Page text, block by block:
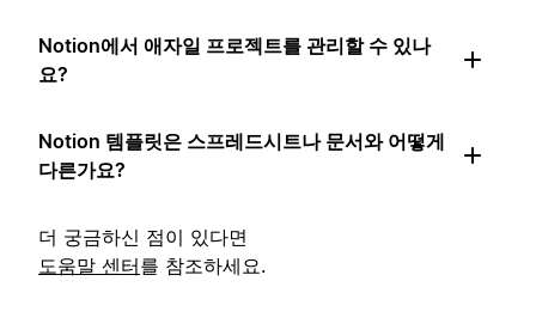
Notion에서 애자일 프로젝트를 관리할 수 있나
요?
Notion 템플릿은 스프레드시트나 문서와 어떻게
다른가요?
더 궁금하신 점이 있다면
도움말 센터를 참조하세요.